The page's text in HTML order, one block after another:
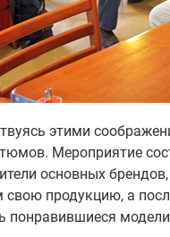
этими
Мероприятие
основных
свою продукцию, а
понравившиеся